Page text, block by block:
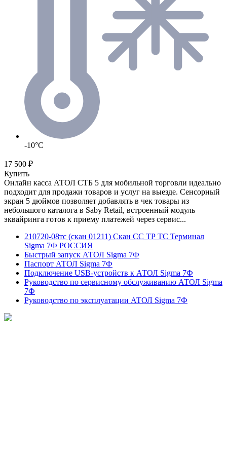
-10°C
17 500 ₽
Купить
Онлайн касса АТОЛ СТБ 5 для мобильной торговли идеально
подходит для продажи товаров и услуг на выезде. Сенсорный
экран 5 дюймов позволяет добавлять в чек товары из
небольшого каталога в Saby Retail, встроенный модуль
эквайринга готов к приему платежей через сервис...
210720-08тс (скан 01211) Скан СС ТР ТС Терминал
Sigma 7Ф РОССИЯ
Быстрый запуск АТОЛ Sigma 7Ф
Паспорт АТОЛ Sigma 7Ф
Подключение USB-устройств к АТОЛ Sigma 7Ф
Руководство по сервисному обслуживанию АТОЛ Sigma
7Ф
Руководство по эксплуатации АТОЛ Sigma 7Ф